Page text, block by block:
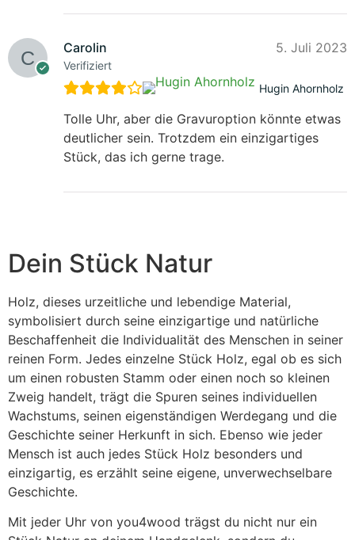
Carolin
Verifiziert
5. Juli 2023
Hugin Ahornholz
Tolle Uhr, aber die Gravuroption könnte etwas
deutlicher sein. Trotzdem ein einzigartiges
Stück, das ich gerne trage.
Dein Stück Natur
Holz, dieses urzeitliche und lebendige Material,
symbolisiert durch seine einzigartige und natürliche
Beschaffenheit die Individualität des Menschen in seiner
reinen Form. Jedes einzelne Stück Holz, egal ob es sich
um einen robusten Stamm oder einen noch so kleinen
Zweig handelt, trägt die Spuren seines individuellen
Wachstums, seinen eigenständigen Werdegang und die
Geschichte seiner Herkunft in sich. Ebenso wie jeder
Mensch ist auch jedes Stück Holz besonders und
einzigartig, es erzählt seine eigene, unverwechselbare
Geschichte.
Mit jeder Uhr von you4wood trägst du nicht nur ein